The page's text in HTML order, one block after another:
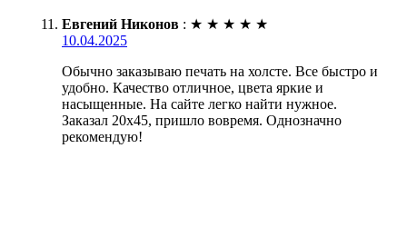
Евгений Никонов : ★ ★ ★ ★ ★
10.04.2025
Обычно заказываю печать на холсте. Все быстро и
удобно. Качество отличное, цвета яркие и
насыщенные. На сайте легко найти нужное.
Заказал 20х45, пришло вовремя. Однозначно
рекомендую!